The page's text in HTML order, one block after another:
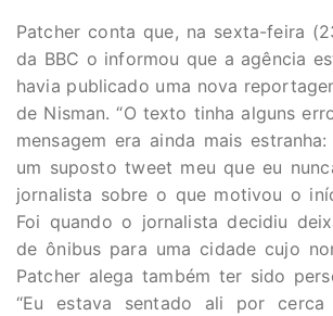
Patcher conta que, na sexta-feira
da BBC o informou que a agência
havia publicado uma nova
de Nisman. “O texto tinha alguns
mensagem era ainda mais
um suposto tweet meu que eu
jornalista sobre o que motivou o
Foi quando o jornalista decidiu
de ônibus para uma cidade cujo
Patcher alega também ter sido
“Eu estava sentado ali por